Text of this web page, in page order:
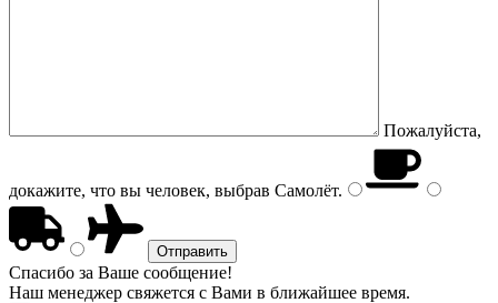
Пожалуйста,
докажите, что вы человек, выбрав Самолёт.
Спасибо за Ваше сообщение!
Наш менеджер свяжется с Вами в ближайшее время.